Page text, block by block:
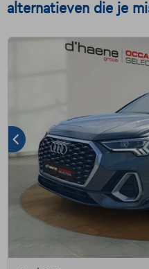
alternatieven die je